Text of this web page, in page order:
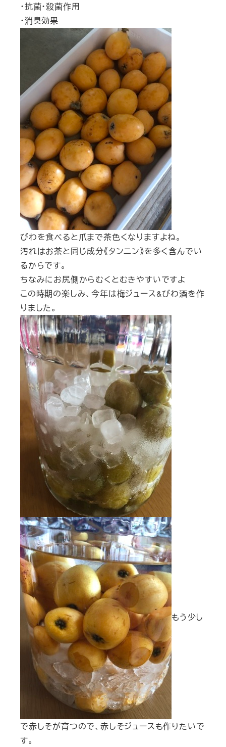
・抗菌・殺菌作用
・消臭効果
びわを食べると爪まで茶色くなりますよね。
汚れはお茶と同じ成分《タンニン》を多く含んでい
るからです。
ちなみにお尻側からむくとむきやすいですよ
この時期の楽しみ、今年は梅ジュース&びわ酒を作
りました。
もう少し
で赤しそが育つので、赤しそジュースも作りたいで
す。